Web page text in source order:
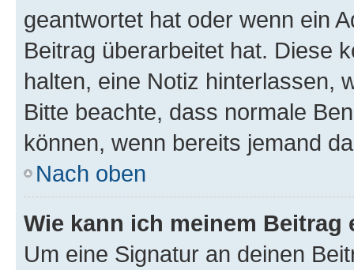
geantwortet hat oder wenn ein
Beitrag überarbeitet hat. Diese
halten, eine Notiz hinterlassen,
Bitte beachte, dass normale
können, wenn bereits jemand
Nach oben
Wie kann ich meinem
Um eine Signatur an deinen